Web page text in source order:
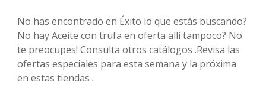
No has encontrado en Éxito lo que estás buscando?
No hay Aceite con trufa en oferta allí tampoco? No
te preocupes! Consulta otros catálogos .Revisa las
ofertas especiales para esta semana y la próxima
en estas tiendas .